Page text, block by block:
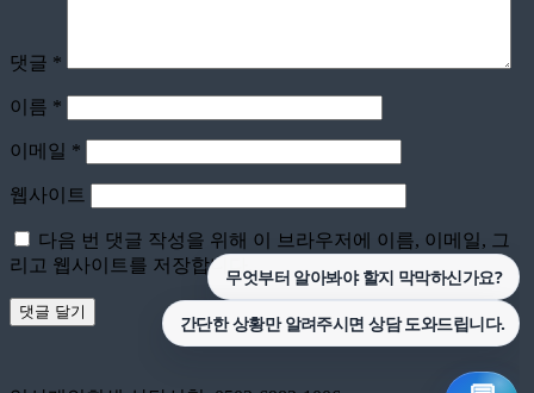
댓글 *
이름 *
이메일 *
웹사이트
다음 번 댓글 작성을 위해 이 브라우저에 이름, 이메일, 그
리고 웹사이트를 저장합니다.